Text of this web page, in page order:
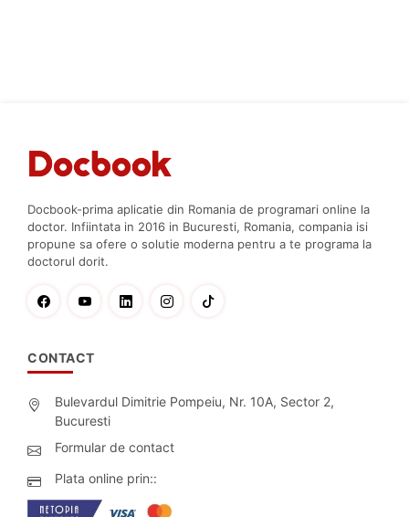
Docbook-prima aplicatie din Romania de programari online la
doctor. Infiintata in 2016 in Bucuresti, Romania, compania isi
propune sa ofere o solutie moderna pentru a te programa la
doctorul dorit.
CONTACT
Bulevardul Dimitrie Pompeiu, Nr. 10A, Sector 2,
Bucuresti
Formular de contact
Plata online prin::